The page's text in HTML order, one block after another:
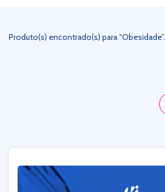
Produto(s) encontrado(s) para “Obesidade”.